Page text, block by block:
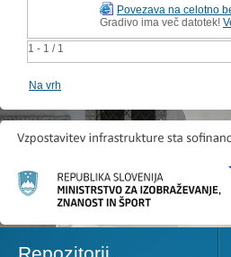
1 - 1 / 1
Povezava na celotno
Gradivo ima več datotek!
Na vrh